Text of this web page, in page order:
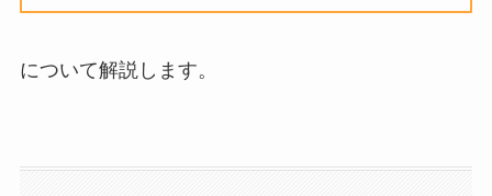
について解説します。